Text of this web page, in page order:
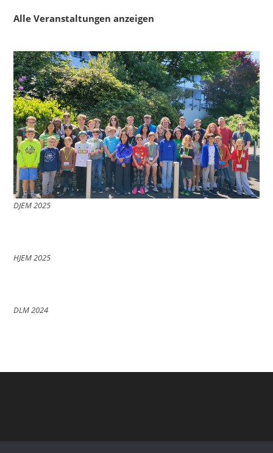
Alle Veranstaltungen anzeigen
DJEM 2025
HJEM 2025
DLM 2024